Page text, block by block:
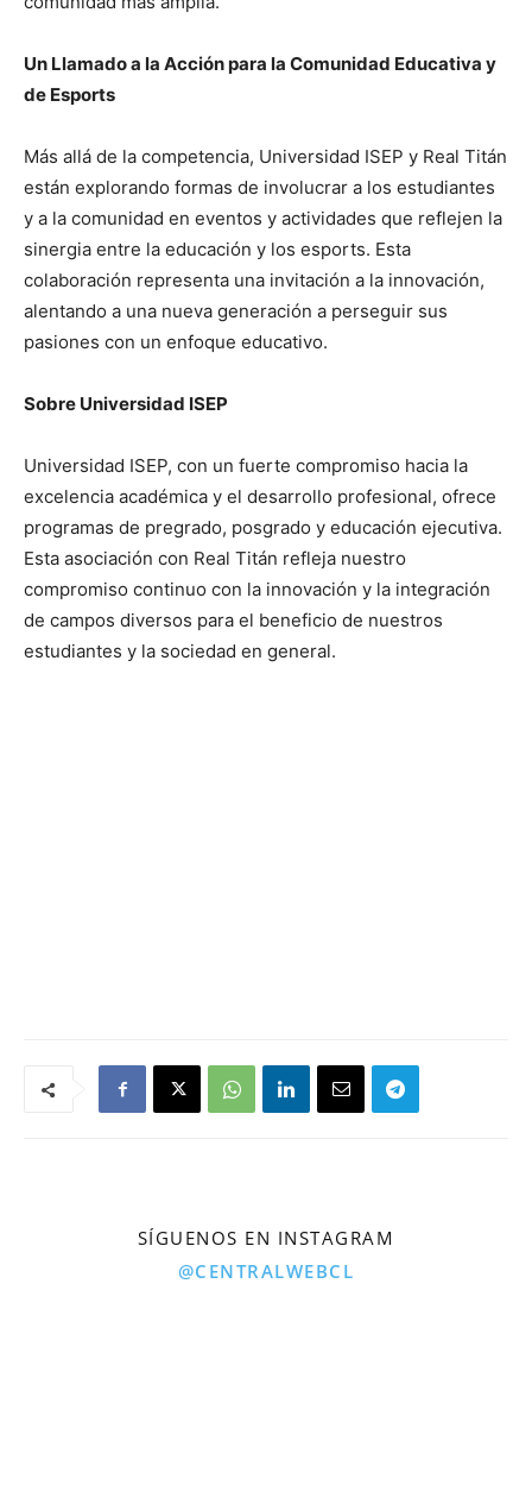
Un Llamado a la Acción para la Comunidad Educativa y
de Esports
Más allá de la competencia, Universidad ISEP y Real Titán
están explorando formas de involucrar a los estudiantes
y a la comunidad en eventos y actividades que reflejen la
sinergia entre la educación y los esports. Esta
colaboración representa una invitación a la innovación,
alentando a una nueva generación a perseguir sus
pasiones con un enfoque educativo.
Sobre Universidad ISEP
Universidad ISEP, con un fuerte compromiso hacia la
excelencia académica y el desarrollo profesional, ofrece
programas de pregrado, posgrado y educación ejecutiva.
Esta asociación con Real Titán refleja nuestro
compromiso continuo con la innovación y la integración
de campos diversos para el beneficio de nuestros
estudiantes y la sociedad en general.
SÍGUENOS EN INSTAGRAM
@CENTRALWEBCL